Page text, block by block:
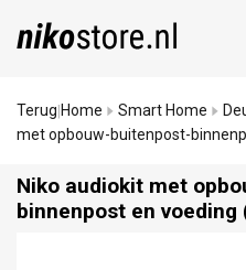
Terug Home Smart Home
met opbouw-buitenpost-
Niko audiokit met
binnenpost en voeding